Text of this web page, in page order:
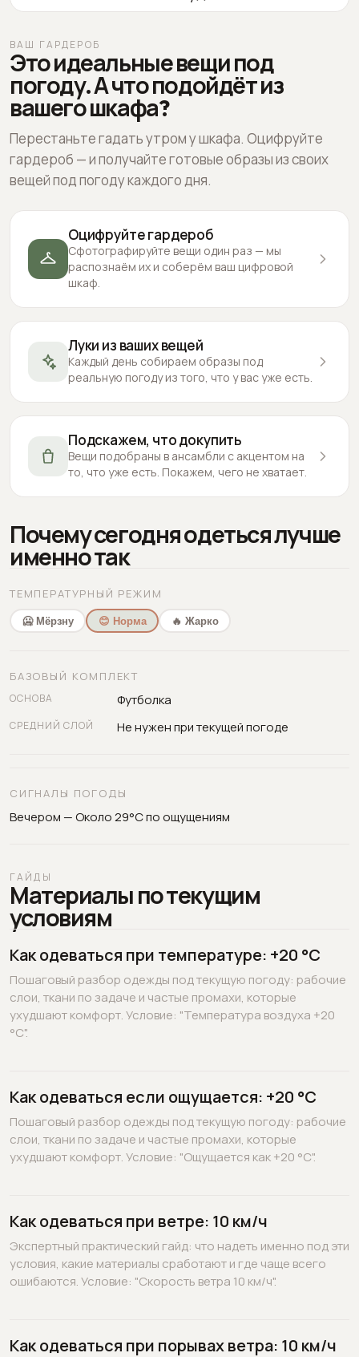
ВАШ ГАРДЕРОБ
Это идеальные вещи под
погоду. А что подойдёт из
вашего шкафа?
Перестаньте гадать утром у шкафа. Оцифруйте
гардероб — и получайте готовые образы из своих
вещей под погоду каждого дня.
Оцифруйте гардероб
Сфотографируйте вещи один раз — мы
распознаём их и соберём ваш цифровой
шкаф.
Луки из ваших вещей
Каждый день собираем образы под
реальную погоду из того, что у вас уже есть.
Подскажем, что докупить
Вещи подобраны в ансамбли с акцентом на
то, что уже есть. Покажем, чего не хватает.
Почему сегодня одеться лучше
именно так
ТЕМПЕРАТУРНЫЙ РЕЖИМ
🥶 Мёрзну 😊 Норма 🔥 Жарко
БАЗОВЫЙ КОМПЛЕКТ
ОСНОВА Футболка
СРЕДНИЙ СЛОЙ Не нужен при текущей погоде
СИГНАЛЫ ПОГОДЫ
Вечером — Около 29°C по ощущениям
ГАЙДЫ
Материалы по текущим
условиям
Как одеваться при температуре: +20 °C
Пошаговый разбор одежды под текущую погоду: рабочие
слои, ткани по задаче и частые промахи, которые
ухудшают комфорт. Условие: "Температура воздуха +20
°C".
Как одеваться если ощущается: +20 °C
Пошаговый разбор одежды под текущую погоду: рабочие
слои, ткани по задаче и частые промахи, которые
ухудшают комфорт. Условие: "Ощущается как +20 °C".
Как одеваться при ветре: 10 км/ч
Экспертный практический гайд: что надеть именно под эти
условия, какие материалы сработают и где чаще всего
ошибаются. Условие: "Скорость ветра 10 км/ч".
Как одеваться при порывах ветра: 10 км/ч